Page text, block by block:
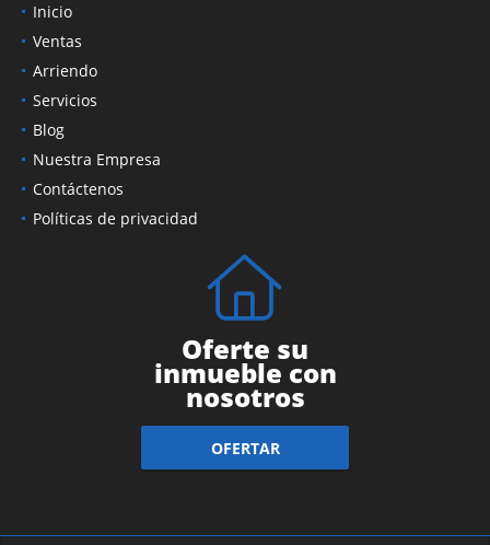
Inicio
Ventas
Arriendo
Servicios
Blog
Nuestra Empresa
Contáctenos
Políticas de privacidad
Oferte su
inmueble con
nosotros
OFERTAR